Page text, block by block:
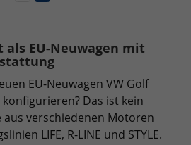
als EU-Neuwagen mit
EU-Neuwagen VW Golf
Das ist kein
aus verschiedenen Motoren
LIFE, R-LINE und STYLE.